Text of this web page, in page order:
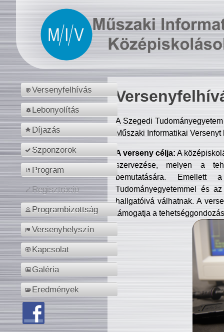
Versenyfelhívás
Lebonyolítás
Díjazás
Szponzorok
Program
Regisztráció
Programbizottság
Versenyhelyszín
Kapcsolat
Galéria
Eredmények
A Szegedi
Műszaki Informatikai
A verseny célja: A
szervezése, melyen a
bemutatására. Emellett
Tudományegyetemmel és
hallgatóivá válhatnak. A
támogatja a